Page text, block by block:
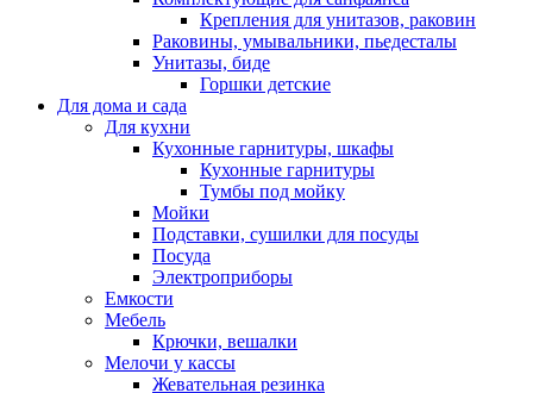
Крепления для унитазов, раковин
Раковины, умывальники, пьедесталы
Унитазы, биде
Горшки детские
Для дома и сада
Для кухни
Кухонные гарнитуры, шкафы
Кухонные гарнитуры
Тумбы под мойку
Мойки
Подставки, сушилки для посуды
Посуда
Электроприборы
Емкости
Мебель
Крючки, вешалки
Мелочи у кассы
Жевательная резинка